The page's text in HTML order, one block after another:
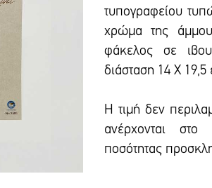
τυπογραφείου
χρώμα της
φάκελος σε
διάσταση 14 Χ 19,5
Η τιμή δεν
ανέρχονται
ποσότητας